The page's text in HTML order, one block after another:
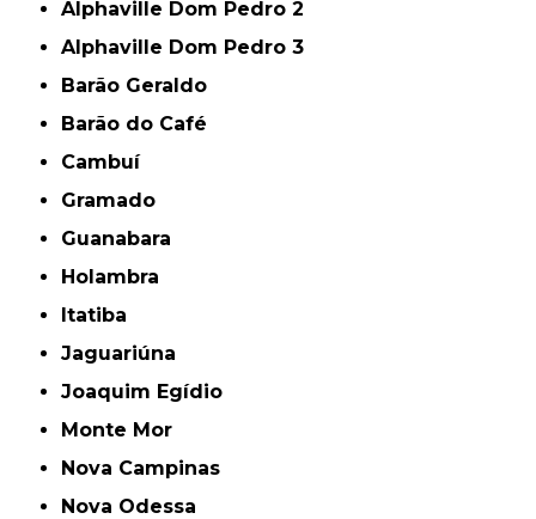
Alphaville Dom Pedro 2
Alphaville Dom Pedro 3
Barão Geraldo
Barão do Café
Cambuí
Gramado
Guanabara
Holambra
Itatiba
Jaguariúna
Joaquim Egídio
Monte Mor
Nova Campinas
Nova Odessa